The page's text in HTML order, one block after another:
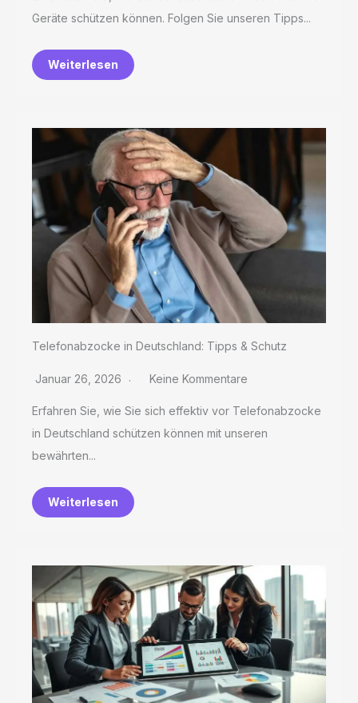
Geräte schützen können. Folgen Sie unseren Tipps...
Weiterlesen
Telefonabzocke in Deutschland: Tipps & Schutz
Januar 26, 2026 Keine Kommentare
Erfahren Sie, wie Sie sich effektiv vor Telefonabzocke
in Deutschland schützen können mit unseren
bewährten...
Weiterlesen